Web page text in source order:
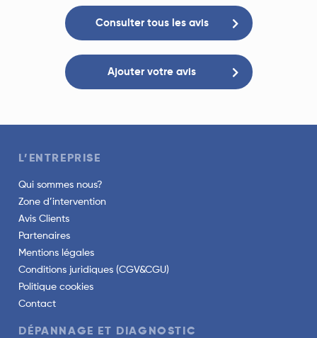
Consulter tous les avis
Ajouter votre avis
L’ENTREPRISE
Qui sommes nous?
Zone d’intervention
Avis Clients
Partenaires
Mentions légales
Conditions juridiques (CGV&CGU)
Politique cookies
Contact
DÉPANNAGE ET DIAGNOSTIC